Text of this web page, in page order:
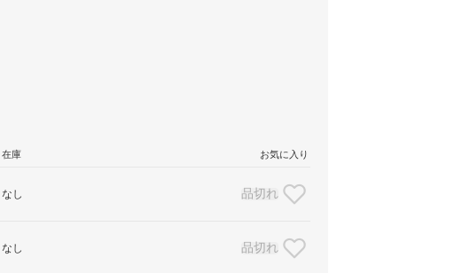
在庫 お気に入り
なし 品切れ
なし 品切れ